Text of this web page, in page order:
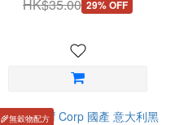
HK$35.00 29% OFF
🌾無穀物配方